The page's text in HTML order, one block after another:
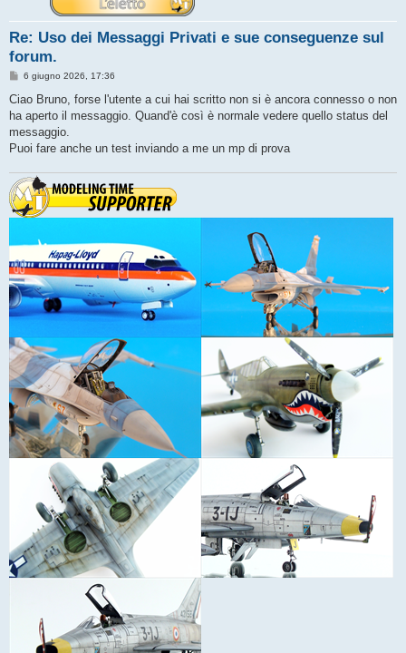
Re: Uso dei Messaggi Privati e sue conseguenze sul
forum.
M
s
a
g
i
6 giugno 2026, 17:36
Ciao Bruno, forse l'utente a cui hai scritto non si è ancora connesso o non
ha aperto il messaggio. Quand'è così è normale vedere quello status del
messaggio.
Puoi fare anche un test inviando a me un mp di prova